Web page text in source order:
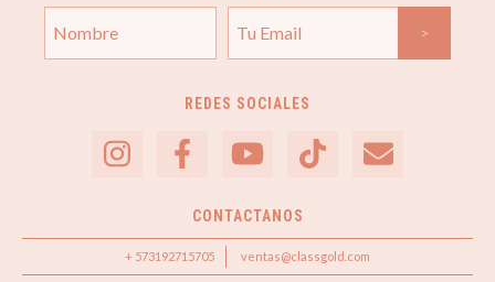
REDES SOCIALES
CONTACTANOS
+ 573192715705 ventas@classgold.com